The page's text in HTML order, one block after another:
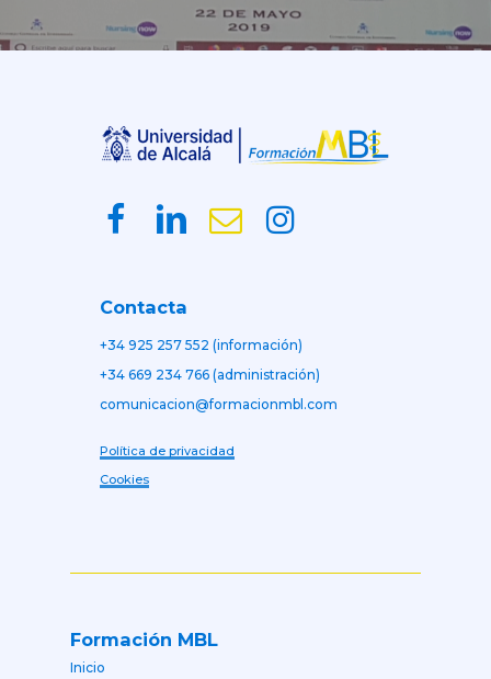
Contacta
+34 925 257 552 (información)
+34 669 234 766 (administración)
comunicacion@formacionmbl.com
Política de privacidad
Cookies
Formación MBL
Inicio